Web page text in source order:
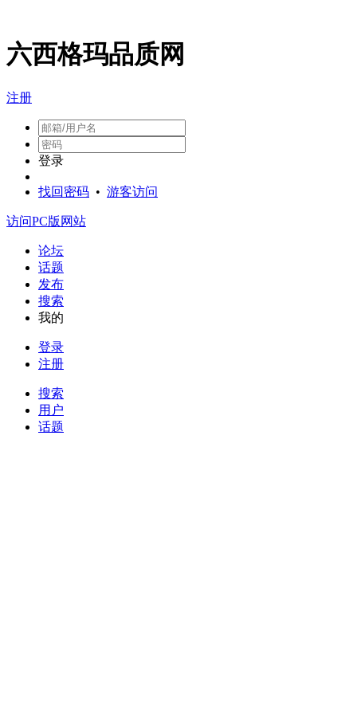
六西格玛品质网
注册
登录
找回密码 • 游客访问
访问PC版网站
论坛
话题
发布
搜索
我的
登录
注册
搜索
用户
话题